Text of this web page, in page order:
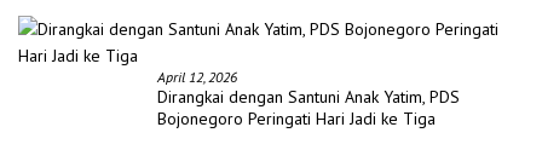
April 12, 2026
Dirangkai dengan Santuni Anak Yatim, PDS
Bojonegoro Peringati Hari Jadi ke Tiga